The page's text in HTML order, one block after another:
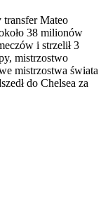
transfer Mateo
38 milionów
i strzelił 3
mistrzostwo
mistrzostwa świata
do Chelsea za